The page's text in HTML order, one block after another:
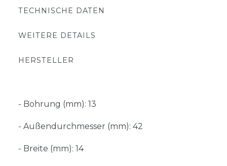
TECHNISCHE DATEN
WEITERE DETAILS
HERSTELLER
- Bohrung (mm): 13
- Außendurchmesser (mm): 42
- Breite (mm): 14